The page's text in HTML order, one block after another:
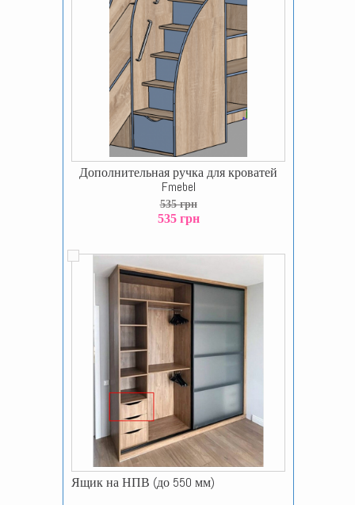
Дополнительная ручка для кроватей
Fmebel
535 грн
535 грн
Ящик на НПВ (до 550 мм)